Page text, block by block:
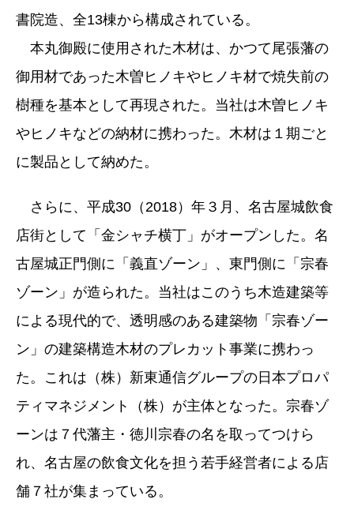
書院造、全13棟から構成されている。
本丸御殿に使用された木材は、かつて尾張藩の
御用材であった木曽ヒノキやヒノキ材で焼失前の
樹種を基本として再現された。当社は木曽ヒノキ
やヒノキなどの納材に携わった。木材は１期ごと
に製品として納めた。
さらに、平成30（2018）年３月、名古屋城飲食
店街として「金シャチ横丁」がオープンした。名
古屋城正門側に「義直ゾーン」、東門側に「宗春
ゾーン」が造られた。当社はこのうち木造建築等
による現代的で、透明感のある建築物「宗春ゾー
ン」の建築構造木材のプレカット事業に携わっ
た。これは（株）新東通信グループの日本プロパ
ティマネジメント（株）が主体となった。宗春ゾ
ーンは７代藩主・徳川宗春の名を取ってつけら
れ、名古屋の飲食文化を担う若手経営者による店
舗７社が集まっている。